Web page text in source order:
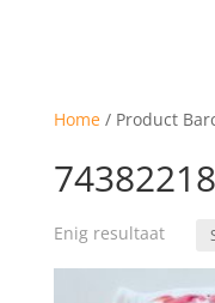
Home/ Product
Enig resultaat